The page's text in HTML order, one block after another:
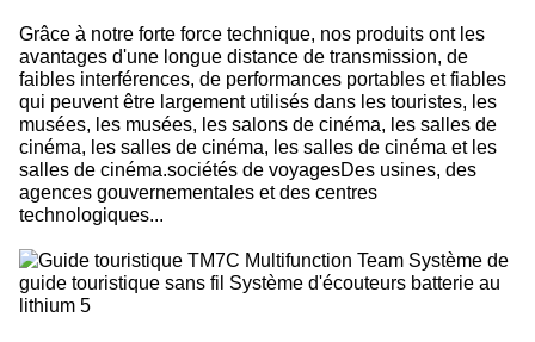
Grâce à notre forte force technique, nos produits ont les
avantages d'une longue distance de transmission, de
faibles interférences, de performances portables et fiables
qui peuvent être largement utilisés dans les touristes, les
musées, les musées, les salons de cinéma, les salles de
cinéma, les salles de cinéma, les salles de cinéma et les
salles de cinéma.sociétés de voyagesDes usines, des
agences gouvernementales et des centres
technologiques...